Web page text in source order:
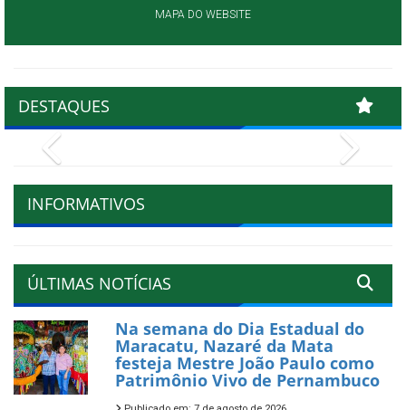
MAPA DO WEBSITE
DESTAQUES
INFORMATIVOS
ÚLTIMAS NOTÍCIAS
Na semana do Dia Estadual do
Maracatu, Nazaré da Mata
festeja Mestre João Paulo como
Patrimônio Vivo de Pernambuco